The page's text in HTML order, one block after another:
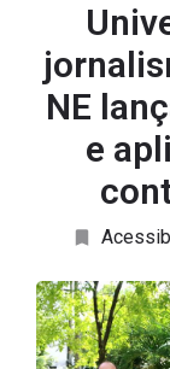
NE
e